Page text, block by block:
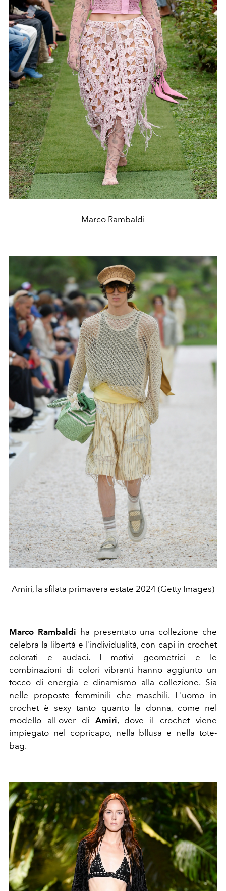
Marco Rambaldi
Amiri, la sfilata primavera estate 2024 (Getty Images)
Marco Rambaldi ha presentato una collezione che
celebra la libertà e l'individualità, con capi in crochet
colorati e audaci. I motivi geometrici e le
combinazioni di colori vibranti hanno aggiunto un
tocco di energia e dinamismo alla collezione. Sia
nelle proposte femminili che maschili. L'uomo in
crochet è sexy tanto quanto la donna, come nel
modello all-over di Amiri, dove il crochet viene
impiegato nel copricapo, nella bllusa e nella tote-
bag.